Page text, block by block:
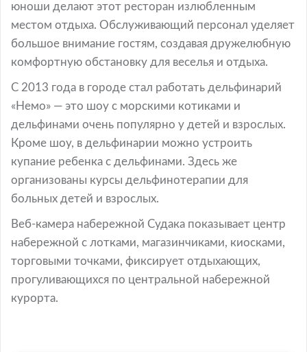
юноши делают этот ресторан излюбленным
местом отдыха. Обслуживающий персонал уделяет
большое внимание гостям, создавая дружелюбную
комфортную обстановку для веселья и отдыха.
С 2013 года в городе стал работать дельфинарий
«Немо» — это шоу с морскими котиками и
дельфинами очень популярно у детей и взрослых.
Кроме шоу, в дельфинарии можно устроить
купание ребенка с дельфинами. Здесь же
организованы курсы дельфинотерапии для
больных детей и взрослых.
Веб-камера набережной Судака показывает центр
набережной с лотками, магазинчиками, киосками,
торговыми точками, фиксирует отдыхающих,
прогуливающихся по центральной набережной
курорта.